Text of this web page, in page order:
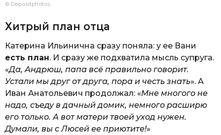
© Depositphotos
Хитрый план отца
Катерина Ильинична сразу поняла: у ее Вани
есть план. И сразу же подхватила мысль супруга.
«Да, Андрюш, папа всё правильно говорит.
Устали мы друг от друга, пора и честь знать». А
Иван Анатольевич продолжал: «Мне многого не
надо, съеду в дачный домик, немного расширю
его только. А вот матери твоей уход нужен.
Думали, вы с Люсей ее приютите!»